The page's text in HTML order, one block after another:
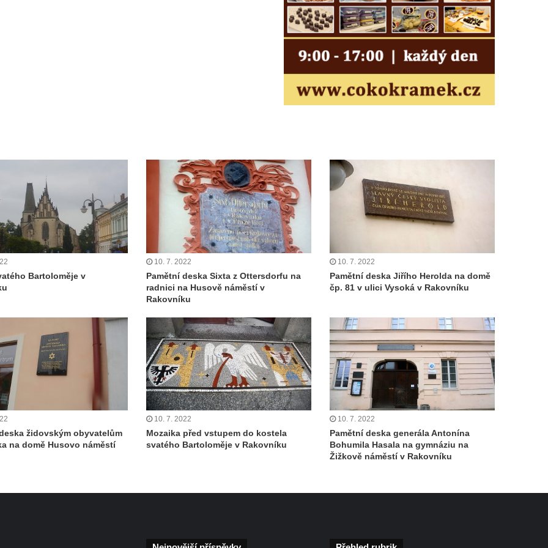
Bartoloměje v
10. 7. 2022
Pamětní deska Sixta z Ottersdorfu na
radnici na Husově náměstí v
Rakovníku
10. 7. 2022
Pamětní deska Jiřího Herolda na domě
čp. 81 v ulici Vysoká v Rakovníku
židovským obyvatelům
na domě Husovo náměstí
10. 7. 2022
Mozaika před vstupem do kostela
svatého Bartoloměje v Rakovníku
10. 7. 2022
Pamětní deska generála Antonína
Bohumila Hasala na gymnáziu na
Žižkově náměstí v Rakovníku